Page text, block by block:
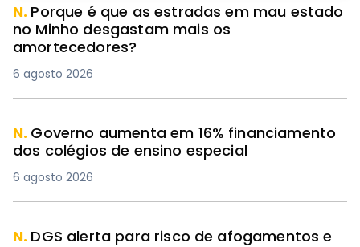
N. Porque é que as estradas em mau estado
no Minho desgastam mais os
amortecedores?
6 agosto 2026
N. Governo aumenta em 16% financiamento
dos colégios de ensino especial
6 agosto 2026
N. DGS alerta para risco de afogamentos e